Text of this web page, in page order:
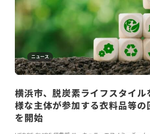
ニュース
横浜市、脱炭素ライフスタイル
様な主体が参加する衣料品等の
を開始